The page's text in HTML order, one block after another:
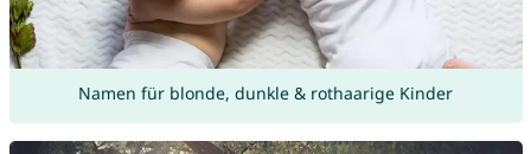
Namen für blonde, dunkle & rothaarige Kinder